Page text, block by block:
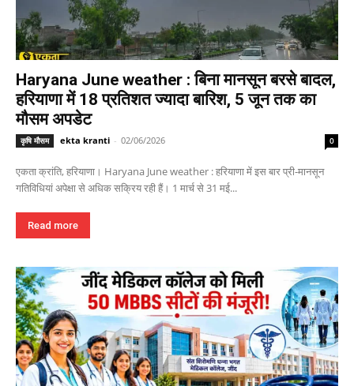
Haryana June weather : बिना मानसून बरसे बादल,
हरियाणा में 18 प्रतिशत ज्यादा बारिश, 5 जून तक का
मौसम अपडेट
कृषि मौसम ekta kranti - 02/06/2026 0
एकता क्रांति, हरियाणा। Haryana June weather : हरियाणा में इस बार प्री-मानसून
गतिविधियां अपेक्षा से अधिक सक्रिय रही हैं। 1 मार्च से 31 मई...
Read more